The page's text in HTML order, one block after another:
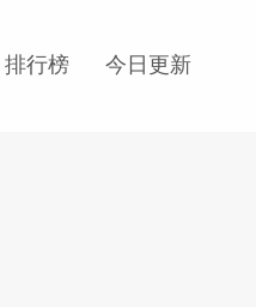
排行榜 今日更新